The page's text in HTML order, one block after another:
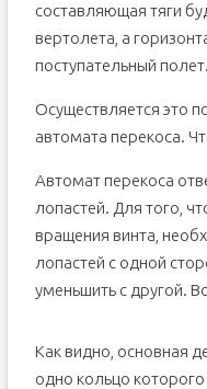
составляющая тяги
вертолета, а
поступательный полет.
Осуществляется это
автомата перекоса.
Автомат перекоса
лопастей. Для того,
вращения винта,
лопастей с одной
уменьшить с другой.
Как видно, основная
одно кольцо